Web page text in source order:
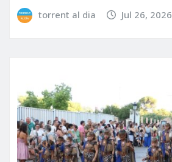
torrent al dia Jul 26, 2026